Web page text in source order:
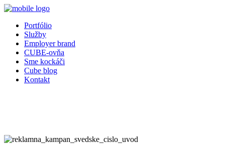
Portfólio
Služby
Employer brand
CUBE-ovňa
Sme kockáči
Cube blog
Kontakt